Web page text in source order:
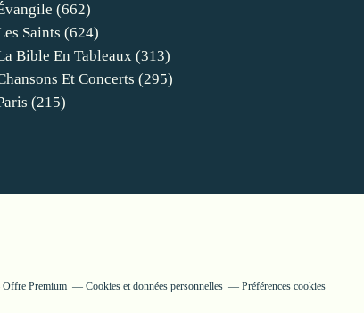
(662)
Saints (624)
Bible En Tableaux (313)
Et Concerts (295)
(215)
Offre Premium Cookies et données personnelles Préférences cookies